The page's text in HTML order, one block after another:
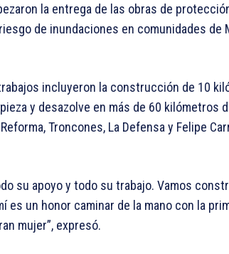
la entrega de las obras de
de inundaciones en comunidades de
incluyeron la construcción de 10
y desazolve en más de 60 kilómetros
Troncones, La Defensa y Felipe
su apoyo y todo su trabajo. Vamos
es un honor caminar de la mano con la
mujer”, expresó.